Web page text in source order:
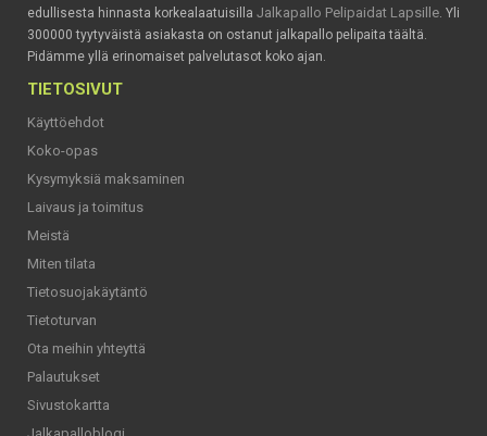
edullisesta hinnasta korkealaatuisilla Jalkapallo Pelipaidat Lapsille. Yli
300000 tyytyväistä asiakasta on ostanut jalkapallo pelipaita täältä.
Pidämme yllä erinomaiset palvelutasot koko ajan.
TIETOSIVUT
Käyttöehdot
Koko-opas
Kysymyksiä maksaminen
Laivaus ja toimitus
Meistä
Miten tilata
Tietosuojakäytäntö
Tietoturvan
Ota meihin yhteyttä
Palautukset
Sivustokartta